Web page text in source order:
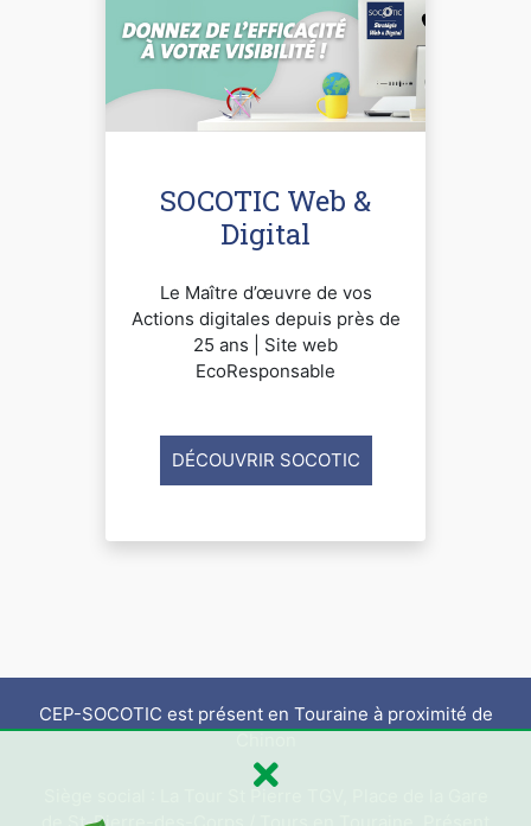
SOCOTIC Web &
Digital
Le Maître d’œuvre de vos
Actions digitales depuis près de
25 ans | Site web
EcoResponsable
DÉCOUVRIR SOCOTIC
CEP-SOCOTIC est présent en Touraine à proximité de